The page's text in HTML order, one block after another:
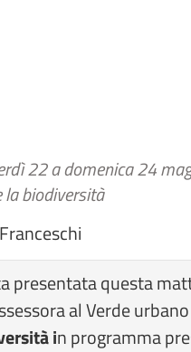
22 a domenica 24
la biodiversità
presentata questa
al Verde
in programma